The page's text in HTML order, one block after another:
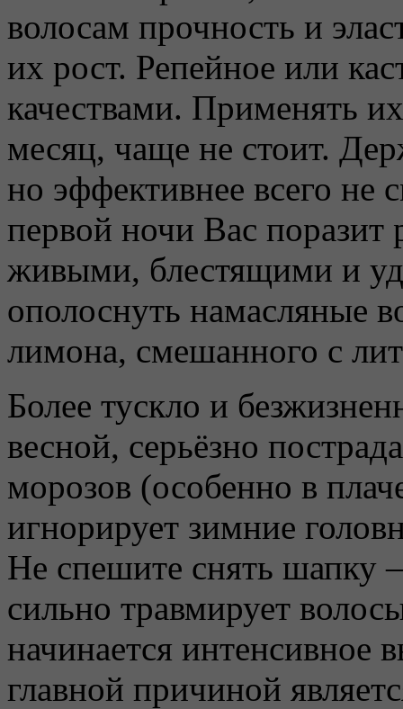
волосам прочность и
их рост. Репейное или
качествами. Применять
месяц, чаще не стоит.
но эффективнее всего
первой ночи Вас поразит
живыми, блестящими и
ополоснуть намасляные
лимона, смешанного с
Более тускло и
весной, серьёзно
морозов (особенно в
игнорирует зимние
Не спешите снять шапку
сильно травмирует
начинается
главной причиной